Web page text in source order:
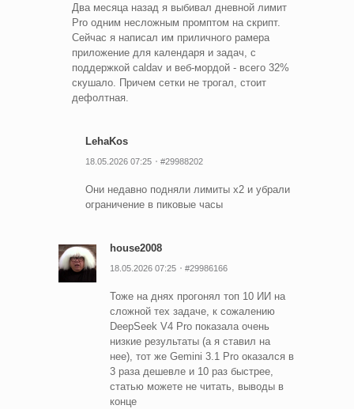
Два месяца назад я выбивал дневной лимит
Pro одним несложным промптом на скрипт.
Сейчас я написал им приличного рамера
приложение для календаря и задач, с
поддержкой caldav и веб-мордой - всего 32%
скушало. Причем сетки не трогал, стоит
дефолтная.
LehaKos
18.05.2026 07:25 #29988202
Они недавно подняли лимиты х2 и убрали
ограничение в пиковые часы
house2008
18.05.2026 07:25 #29986166
Тоже на днях прогонял топ 10 ИИ на
сложной тех задаче, к сожалению
DeepSeek V4 Pro показала очень
низкие результаты (а я ставил на
нее), тот же Gemini 3.1 Pro оказался в
3 раза дешевле и 10 раз быстрее,
статью можете не читать, выводы в
конце